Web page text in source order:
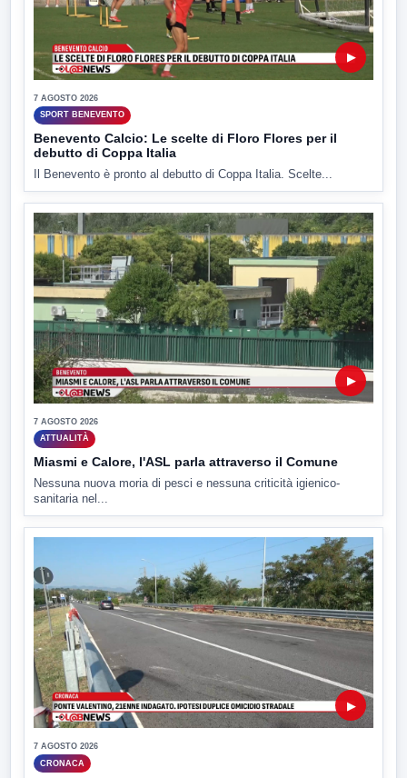
▶
7 AGOSTO 2026
SPORT BENEVENTO
Benevento Calcio: Le scelte di Floro Flores per il
debutto di Coppa Italia
Il Benevento è pronto al debutto di Coppa Italia. Scelte...
▶
7 AGOSTO 2026
ATTUALITÀ
Miasmi e Calore, l'ASL parla attraverso il Comune
Nessuna nuova moria di pesci e nessuna criticità igienico-
sanitaria nel...
▶
7 AGOSTO 2026
CRONACA